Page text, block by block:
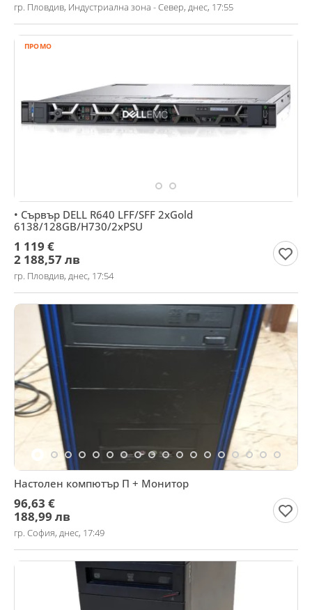
гр. Пловдив, Индустриална зона - Север, днес, 17:55
ПРОМО
• Сървър DELL R640 LFF/SFF 2xGold
6138/128GB/H730/2xPSU
1 119 €
2 188,57 лв
гр. Пловдив, днес, 17:54
Настолен компютър П + Монитор
96,63 €
188,99 лв
гр. София, днес, 17:49